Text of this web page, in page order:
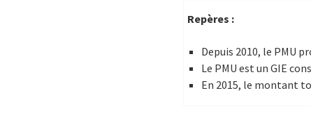
Repères :
Depuis 2010, le PMU
Le PMU est un GIE
En 2015, le montant